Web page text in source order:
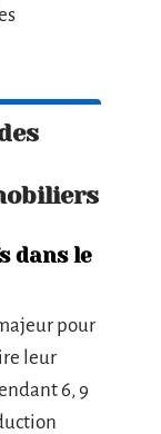
dans le
pour
leur
6, 9